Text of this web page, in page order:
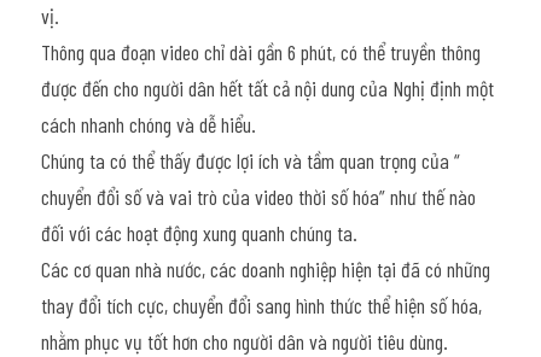
vị.
Thông qua đoạn video chỉ dài gần 6 phút, có thể truyền thông
được đến cho người dân hết tất cả nội dung của Nghị định một
cách nhanh chóng và dễ hiểu.
Chúng ta có thể thấy được lợi ích và tầm quan trọng của “
chuyển đổi số và vai trò của video thời số hóa” như thế nào
đối với các hoạt động xung quanh chúng ta.
Các cơ quan nhà nước, các doanh nghiệp hiện tại đã có những
thay đổi tích cực, chuyển đổi sang hình thức thể hiện số hóa,
nhằm phục vụ tốt hơn cho người dân và người tiêu dùng.